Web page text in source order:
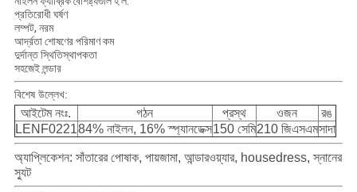
প্রতিরোধী ঘর্ষণ
লম্পট, নরম
আর্দ্রতা শোষণের পরিমাণ কম
দুর্দান্ত স্থিতিস্থাপকতা
সহজেই লন্ডার
বিশেষ উল্লেখ:
আইটেম নংঃ. গঠন প্রস্থ ওজন
রঙ
LENF022184% নাইলন, 16% স্প্যানডেক্স150 সেমি210 জিএসএমসাদা
অ্যাপ্লিকেশন: সাঁতারের পোষাক, পায়জামা, আন্ডারওয়্যার, housedress, স্নানের
স্যুট